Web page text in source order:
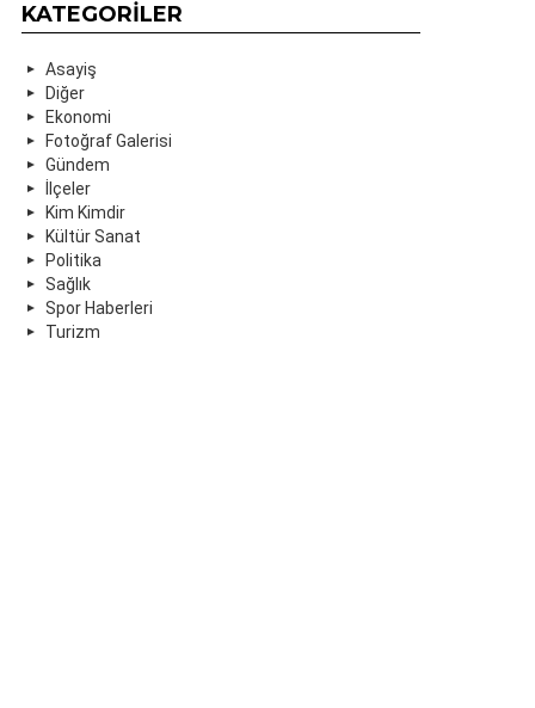
KATEGORILER
Asayiş
Diğer
Ekonomi
Fotoğraf Galerisi
Gündem
İlçeler
Kim Kimdir
Kültür Sanat
Politika
Sağlık
Spor Haberleri
Turizm